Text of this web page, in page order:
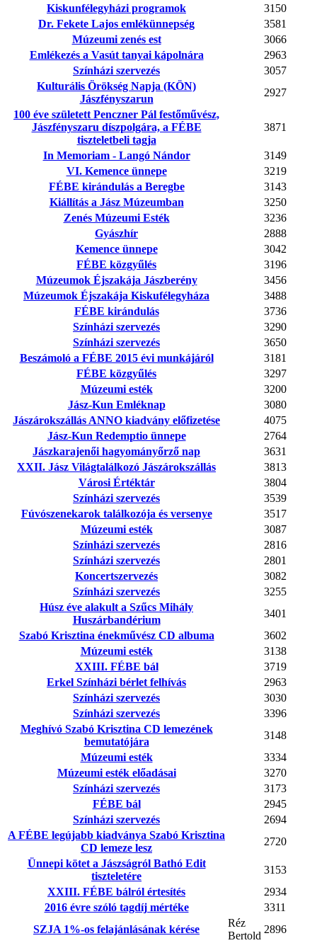
Kiskunfélegyházi programok
3150
Dr. Fekete Lajos emlékünnepség
3581
Múzeumi zenés est
3066
Emlékezés a Vasút tanyai kápolnára
2963
Színházi szervezés
3057
Kulturális Örökség Napja (KÖN)
Jászfényszarun
2927
100 éve született Penczner Pál festőművész,
Jászfényszaru díszpolgára, a FÉBE
tiszteletbeli tagja
3871
In Memoriam - Langó Nándor
3149
VI. Kemence ünnepe
3219
FÉBE kirándulás a Beregbe
3143
Kiállítás a Jász Múzeumban
3250
Zenés Múzeumi Esték
3236
Gyászhír
2888
Kemence ünnepe
3042
FÉBE közgyűlés
3196
Múzeumok Éjszakája Jászberény
3456
Múzeumok Éjszakája Kiskufélegyháza
3488
FÉBE kirándulás
3736
Színházi szervezés
3290
Színházi szervezés
3650
Beszámoló a FÉBE 2015 évi munkájáról
3181
FÉBE közgyűlés
3297
Múzeumi esték
3200
Jász-Kun Emléknap
3080
Jászárokszállás ANNO kiadvány előfizetése
4075
Jász-Kun Redemptio ünnepe
2764
Jászkarajenői hagyományőrző nap
3631
XXII. Jász Világtalálkozó Jászárokszállás
3813
Városi Értéktár
3804
Színházi szervezés
3539
Fúvószenekarok találkozója és versenye
3517
Múzeumi esték
3087
Színházi szervezés
2816
Színházi szervezés
2801
Koncertszervezés
3082
Színházi szervezés
3255
Húsz éve alakult a Szűcs Mihály
Huszárbandérium
3401
Szabó Krisztina énekművész CD albuma
3602
Múzeumi esték
3138
XXIII. FÉBE bál
3719
Erkel Színházi bérlet felhívás
2963
Színházi szervezés
3030
Színházi szervezés
3396
Meghívó Szabó Krisztina CD lemezének
bemutatójára
3148
Múzeumi esték
3334
Múzeumi esték előadásai
3270
Színházi szervezés
3173
FÉBE bál
2945
Színházi szervezés
2694
A FÉBE legújabb kiadványa Szabó Krisztina
CD lemeze lesz
2720
Ünnepi kötet a Jászságról Bathó Edit
tiszteletére
3153
XXIII. FÉBE bálról értesítés
2934
2016 évre szóló tagdíj mértéke
3311
SZJA 1%-os felajánlásának kérése
Réz
Bertold
2896